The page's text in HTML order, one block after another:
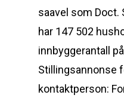
saavel som Doct.
har 147 502
innbyggerantall
Stillingsannonse
kontaktperson: